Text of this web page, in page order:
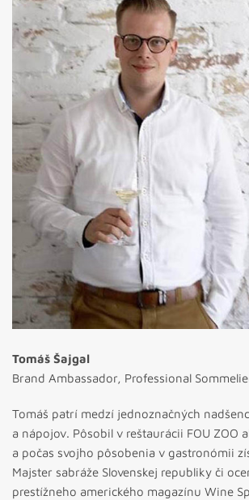
Tomáš Šajgal
Brand Ambassador, Professional
Tomáš patrí medzí jednoznačných
a nápojov. Pôsobil v reštaurácii FOU ZOO
a počas svojho pôsobenia v gastronómii
Majster sabráže Slovenskej republiky či
prestížneho amerického magazínu Wine